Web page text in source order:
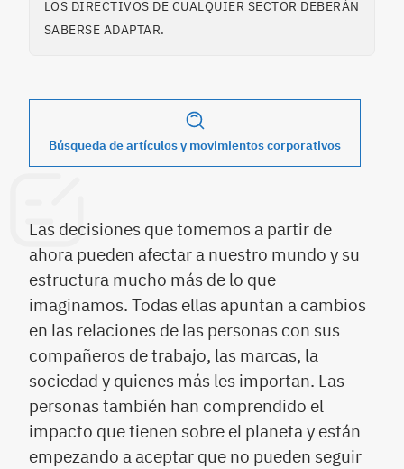
LOS DIRECTIVOS DE CUALQUIER SECTOR DEBERÁN
SABERSE ADAPTAR.
Búsqueda de artículos y movimientos corporativos
Las decisiones que tomemos a partir de
ahora pueden afectar a nuestro mundo y su
estructura mucho más de lo que
imaginamos. Todas ellas apuntan a cambios
en las relaciones de las personas con sus
compañeros de trabajo, las marcas, la
sociedad y quienes más les importan. Las
personas también han comprendido el
impacto que tienen sobre el planeta y están
empezando a aceptar que no pueden seguir